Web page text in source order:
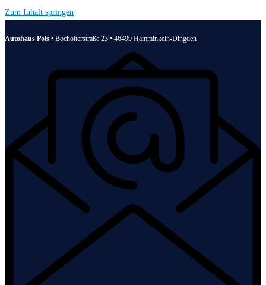
Zum Inhalt springen
Autohaus Pols • Bocholterstraße 23 • 46499 Hamminkeln-Dingden